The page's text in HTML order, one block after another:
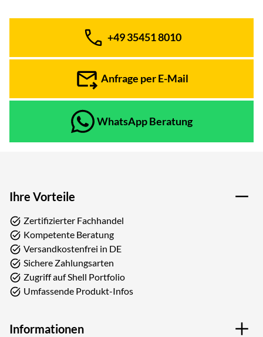
Telefon:
+49 35451 8010
Anfrage per E-Mail
WhatsApp Beratung
Ihre Vorteile
Zertifizierter Fachhandel
Kompetente Beratung
Versandkostenfrei in DE
Sichere Zahlungsarten
Zugriff auf Shell Portfolio
Umfassende Produkt-Infos
Informationen